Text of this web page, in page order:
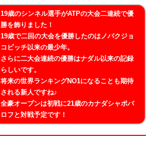
19歳のシンネル選手がATPの大会二連続で優
勝を飾りました！
19歳で二回の大会を優勝したのはノバクジョ
コビッチ以来の最少年。
さらに二大会連続の優勝はナダル以来の記録
らしいです。
将来の世界ランキングNO1になることも期待
される新人ですね♪
全豪オープンは初戦に21歳のカナダシャポバ
ロフと対戦予定です！